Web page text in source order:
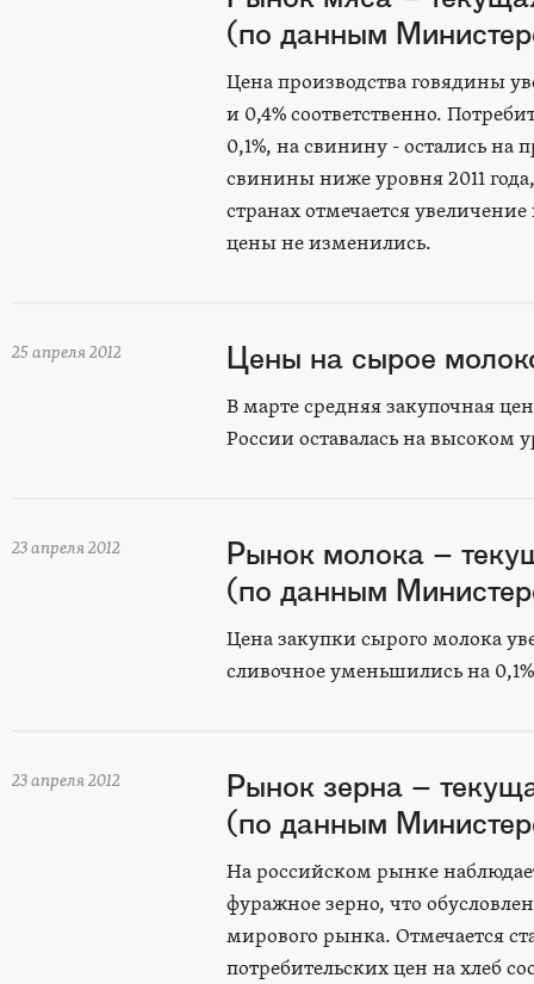
(по данным
Цена производства говядины
и 0,4% соответственно.
0,1%, на свинину - остались
свинины ниже уровня 2011
странах отмечается
цены не изменились.
25 апреля 2012 Цены на сырое
В марте средняя закупочная
России оставалась на высоком
23 апреля 2012
Рынок молока –
(по данным
Цена закупки сырого молока
сливочное уменьшились на
23 апреля 2012
Рынок зерна –
(по данным
На российском рынке
фуражное зерно, что
мирового рынка. Отмечается
потребительских цен на хлеб